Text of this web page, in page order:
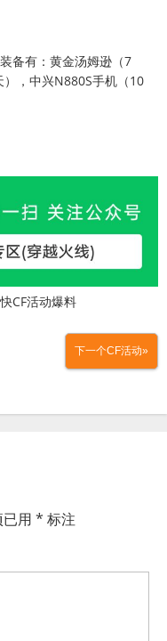
备有：黄金汤姆逊（7
，中兴N880S手机（10
CF活动爆料
下一个CF活动»
用 * 标注